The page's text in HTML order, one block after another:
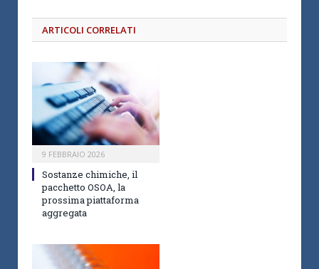
ARTICOLI CORRELATI
9 FEBBRAIO 2026
Sostanze chimiche, il
pacchetto OSOA, la
prossima piattaforma
aggregata